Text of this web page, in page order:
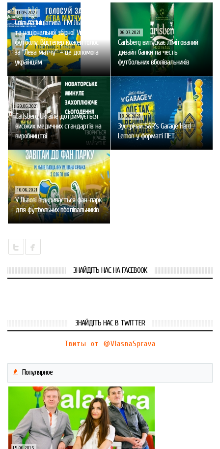
11.05.2022
Спільна ініціатива ТМ Львівське
та національної збірної України з
футболу. Відтепер кожен голос
за “Лева матчу” – це допомога
українцям
06.07.2021
Carlsberg випускає лімітований
дизайн банки на честь
футбольних вболівальників
29.06.2021
Carlsberg Ukraine дотримується
високих медичних стандартів на
виробництві
18.06.2021
Зустрічай S&R’s Garage Hard
Lemon у форматі ПЕТ
16.06.2021
У Львові відкривається фан-парк
для футбольних вболівальників
ЗНАЙДІТЬ НАС НА FACEBOOK
ЗНАЙДІТЬ НАС В TWITTER
Твиты от @VlasnaSprava
Популярное